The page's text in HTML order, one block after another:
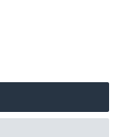
9 Uhr - 18 Uhr.